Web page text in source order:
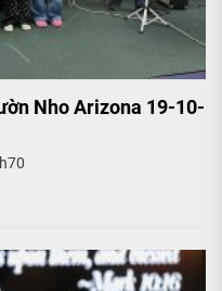
Nho Arizona 19-10-